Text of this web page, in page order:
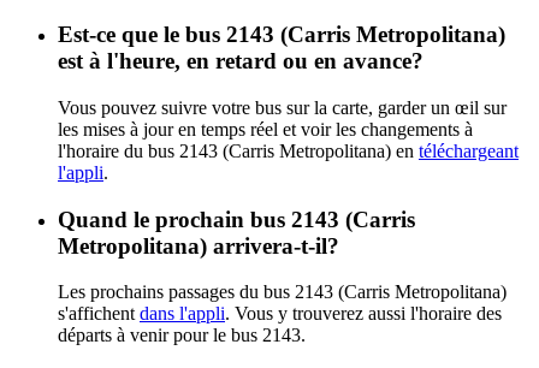
Est-ce que le bus 2143 (Carris Metropolitana)
est à l'heure, en retard ou en avance?
Vous pouvez suivre votre bus sur la carte, garder un œil sur
les mises à jour en temps réel et voir les changements à
l'horaire du bus 2143 (Carris Metropolitana) en téléchargeant
l'appli.
Quand le prochain bus 2143 (Carris
Metropolitana) arrivera-t-il?
Les prochains passages du bus 2143 (Carris Metropolitana)
s'affichent dans l'appli. Vous y trouverez aussi l'horaire des
départs à venir pour le bus 2143.